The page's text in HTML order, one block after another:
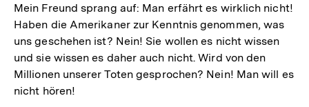
Mein Freund sprang auf: Man erfährt es wirklich nicht!
Haben die Amerikaner zur Kenntnis genommen, was
uns geschehen ist? Nein! Sie wollen es nicht wissen
und sie wissen es daher auch nicht. Wird von den
Millionen unserer Toten gesprochen? Nein! Man will es
nicht hören!